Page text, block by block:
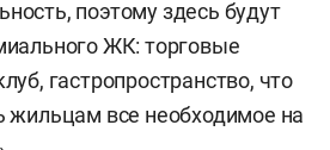
поэтому здесь будут
ЖК: торговые
гастропространство, что
жильцам все необходимое на